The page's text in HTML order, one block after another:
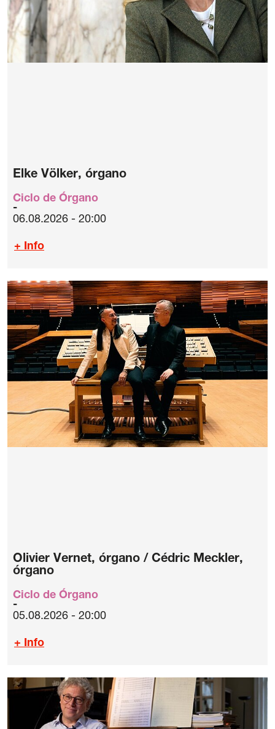
Elke Völker, órgano
Ciclo de Órgano
06.08.2026 - 20:00
+ Info
Olivier Vernet, órgano / Cédric Meckler,
órgano
Ciclo de Órgano
05.08.2026 - 20:00
+ Info